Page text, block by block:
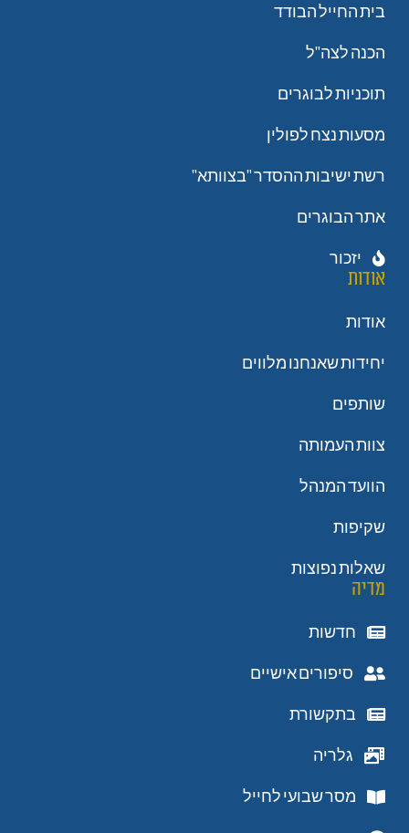
בית החייל הבודד
הכנה לצה"ל
תוכניות לבוגרים
מסעות נצח לפולין
רשת ישיבות ההסדר "בצוותא"
אתר הבוגרים
יזכור
אודות
אודות
יחידות שאנחנו מלווים
שותפים
צוות העמותה
הוועד המנהל
שקיפות
שאלות נפוצות
מדיה
חדשות
סיפורים אישיים
בתקשורת
גלריה
מסר שבועי לחייל